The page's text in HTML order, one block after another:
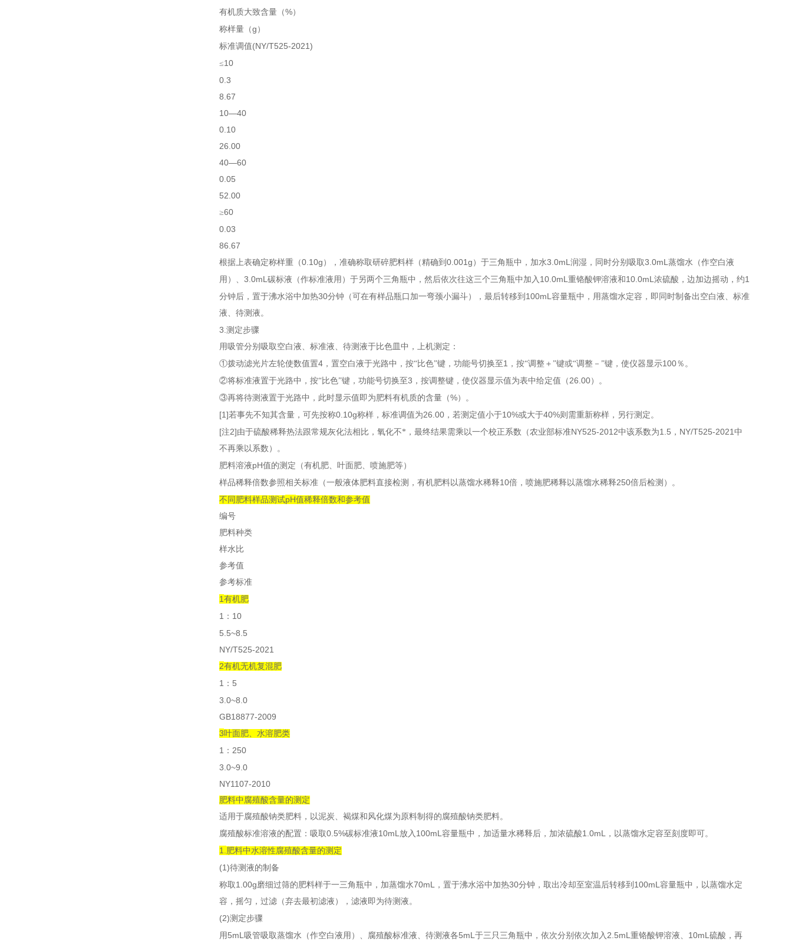
有机质大致含量（%）
称样量（g ）
标准调值(NY/T525-2021)
≤10
0.3
8.67
10—40
0.10
26.00
40—60
0.05
52.00
≥60
0.03
86.67
根据上表确定称样重（0.10g ），准确称取研碎肥料样（精确到 0.001g ）于三角瓶中，加水3.0mL 润湿，同时分别吸取3.0mL 蒸馏水（作空白液
用）、 3.0mL 碳标液（作标准液用）于另两个三角瓶中，然后依次往这三个三角瓶中加入 10.0mL 重铬酸钾溶液和 10.0mL 浓硫酸，边加边摇动，约1
分钟后，置于沸水浴中加热30分钟（可在有样品瓶口加一弯颈小漏斗），最后转移到 100mL 容量瓶中，用蒸馏水定容，即同时制备出空白液、标准
液、待测液。
3. 测定步骤
用吸管分别吸取空白液、标准液、待测液于比色皿中，上机测定：
①拨动滤光片左轮使数值置4 ，置空白液于光路中，按“比色”键，功能号切换至 1 ，按“调整＋”键或“调整－”键，使仪器显示100％。
②将标准液置于光路中，按“比色”键，功能号切换至3 ，按调整键，使仪器显示值为表中给定值（ 26.00）。
③再将待测液置于光路中，此时显示值即为肥料有机质的含量（%）。
[1]若事先不知其含量，可先按称0.10g称样，标准调值为26.00 ，若测定值小于10%或大于40%则需重新称样，另行测定。
[注2]由于硫酸稀释热法跟常规灰化法相比，氧化不*，最终结果需乘以一个校正系数（农业部标准NY525-2012中该系数为1.5 ， NY/T525-2021 中
不再乘以系数）。
肥料溶液pH值的测定（有机肥、叶面肥、喷施肥等）
样品稀释倍数参照相关标准（一般液体肥料直接检测，有机肥料以蒸馏水稀释10倍，喷施肥稀释以蒸馏水稀释250倍后检测）。
不同肥料样品测试pH值稀释倍数和参考值
编号
肥料种类
样水比
参考值
参考标准
1 有机肥
1 ： 10
5.5~8.5
NY/T525-2021
2有机无机复混肥
1 ： 5
3.0~8.0
GB18877-2009
3叶面肥、水溶肥类
1 ： 250
3.0~9.0
NY1107-2010
肥料中腐殖酸含量的测定
适用于腐殖酸钠类肥料，以泥炭、褐煤和风化煤为原料制得的腐殖酸钠类肥料。
腐殖酸标准溶液的配置：吸取0.5%碳标准液10mL 放入 100mL 容量瓶中，加适量水稀释后，加浓硫酸1.0mL ，以蒸馏水定容至刻度即可。
1. 肥料中水溶性腐殖酸含量的测定
(1)待测液的制备
称取 1.00g磨细过筛的肥料样于一三角瓶中，加蒸馏水70mL ，置于沸水浴中加热30分钟，取出冷却至室温后转移到 100mL 容量瓶中，以蒸馏水定
容，摇匀，过滤（弃去最初滤液），滤液即为待测液。
(2)测定步骤
用 5mL 吸管吸取蒸馏水（作空白液用）、腐殖酸标准液、待测液各5mL 于三只三角瓶中，依次分别依次加入 2.5mL 重铬酸钾溶液、 10mL 硫酸，再